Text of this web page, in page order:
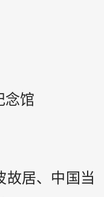
念馆
故居、中国当